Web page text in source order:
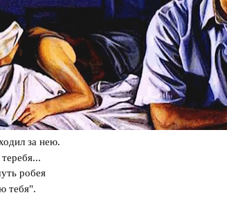
за нею.
робея
тебя".